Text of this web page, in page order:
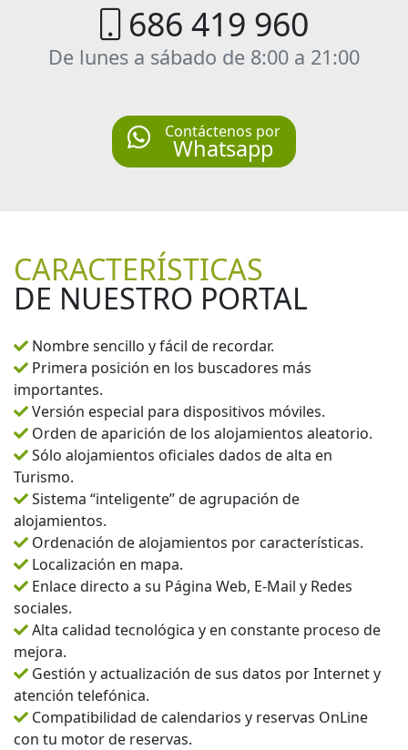
686 419 960
De lunes a sábado de 8:00 a 21:00
Contáctenos por
Whatsapp
CARACTERÍSTICAS
DE NUESTRO PORTAL
Nombre sencillo y fácil de recordar.
Primera posición en los buscadores más
importantes.
Versión especial para dispositivos móviles.
Orden de aparición de los alojamientos aleatorio.
Sólo alojamientos oficiales dados de alta en
Turismo.
Sistema “inteligente” de agrupación de
alojamientos.
Ordenación de alojamientos por características.
Localización en mapa.
Enlace directo a su Página Web, E-Mail y Redes
sociales.
Alta calidad tecnológica y en constante proceso de
mejora.
Gestión y actualización de sus datos por Internet y
atención telefónica.
Compatibilidad de calendarios y reservas OnLine
con tu motor de reservas.